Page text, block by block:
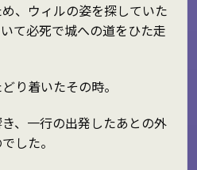
、ウィルの姿を探していた
て必死で城への道をひた走
り着いたその時。
、一行の出発したあとの外
した。